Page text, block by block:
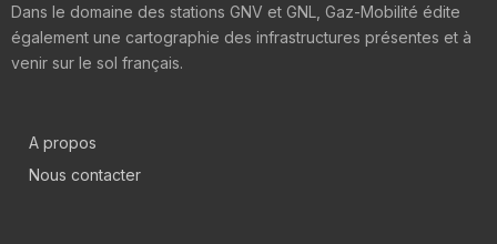
Dans le domaine des stations GNV et GNL, Gaz-Mobilité édite
également une cartographie des infrastructures présentes et à
venir sur le sol français.
A propos
Nous contacter